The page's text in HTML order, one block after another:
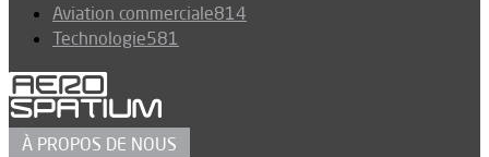
Aviation commerciale814
Technologie581
À PROPOS DE NOUS